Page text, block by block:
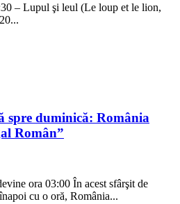
– Lupul şi leul (Le loup et le lion,
spre duminică: România
Român”
ora 03:00 În acest sfârşit de
cu o oră, România...